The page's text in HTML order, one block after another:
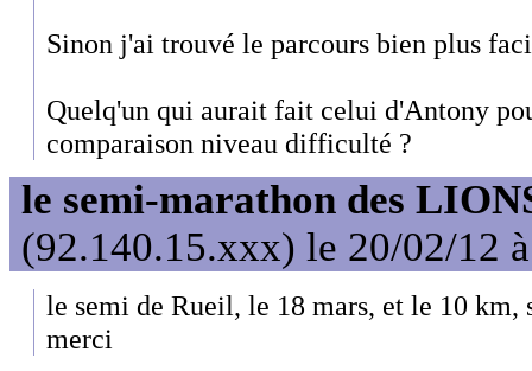
Sinon j'ai trouvé le parcours bien plus
Quelq'un qui aurait fait celui d'Antony
comparaison niveau difficulté ?
le semi-marathon des
(92.140.15.xxx) le 20/02/12
le semi de Rueil, le 18 mars, et le 10 km,
merci